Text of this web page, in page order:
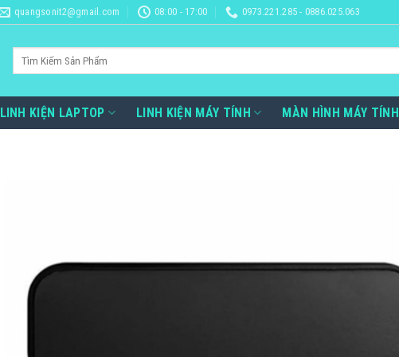
quangsonit2@gmail.com 08:00 - 17:00 0973.221.285 - 0886.025.063
LINH KIỆN LAPTOP LINH KIỆN MÁY TÍNH MÀN HÌNH MÁY TÍNH